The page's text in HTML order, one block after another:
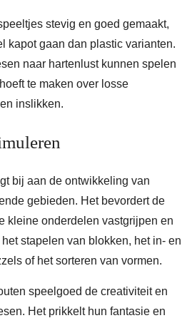
stevig en goed gemaakt,
kapot gaan dan plastic varianten.
naar hartenlust kunnen spelen
te maken over losse
inslikken.
bij aan de ontwikkeling van
gebieden. Het bevordert de
kleine onderdelen vastgrijpen en
stapelen van blokken, het in- en
of het sorteren van vormen.
speelgoed de creativiteit en
Het prikkelt hun fantasie en